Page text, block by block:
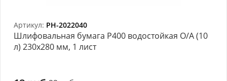
Артикул: PH-2022040
Шлифовальная бумага Р400 водостойкая О/А (10
л) 230х280 мм, 1 лист